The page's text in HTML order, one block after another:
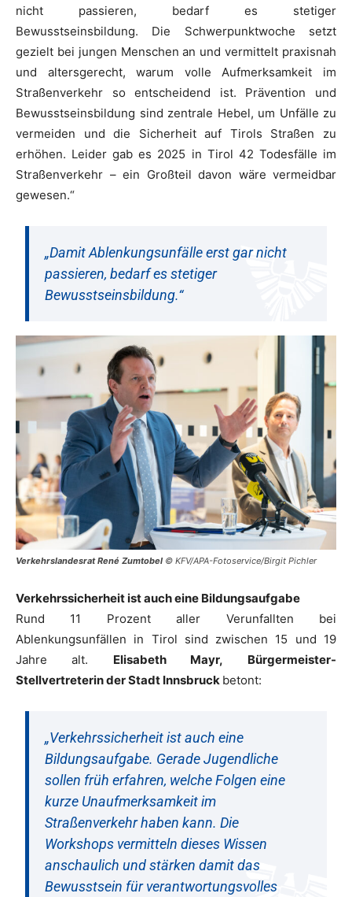
nicht passieren, bedarf es stetiger
Bewusstseinsbildung. Die Schwerpunktwoche setzt
gezielt bei jungen Menschen an und vermittelt praxisnah
und altersgerecht, warum volle Aufmerksamkeit im
Straßenverkehr so entscheidend ist. Prävention und
Bewusstseinsbildung sind zentrale Hebel, um Unfälle zu
vermeiden und die Sicherheit auf Tirols Straßen zu
erhöhen. Leider gab es 2025 in Tirol 42 Todesfälle im
Straßenverkehr – ein Großteil davon wäre vermeidbar
gewesen.“
„Damit Ablenkungsunfälle erst gar nicht
passieren, bedarf es stetiger
Bewusstseinsbildung.“
Verkehrslandesrat René Zumtobel © KFV/APA-Fotoservice/Birgit Pichler
Verkehrssicherheit ist auch eine Bildungsaufgabe
Rund 11 Prozent aller Verunfallten bei
Ablenkungsunfällen in Tirol sind zwischen 15 und 19
Jahre alt. Elisabeth Mayr,
Bürgermeister-
Stellvertreterin der Stadt Innsbruck betont:
„Verkehrssicherheit ist auch eine
Bildungsaufgabe. Gerade Jugendliche
sollen früh erfahren, welche Folgen eine
kurze Unaufmerksamkeit im
Straßenverkehr haben kann. Die
Workshops vermitteln dieses Wissen
anschaulich und stärken damit das
Bewusstsein für verantwortungsvolles